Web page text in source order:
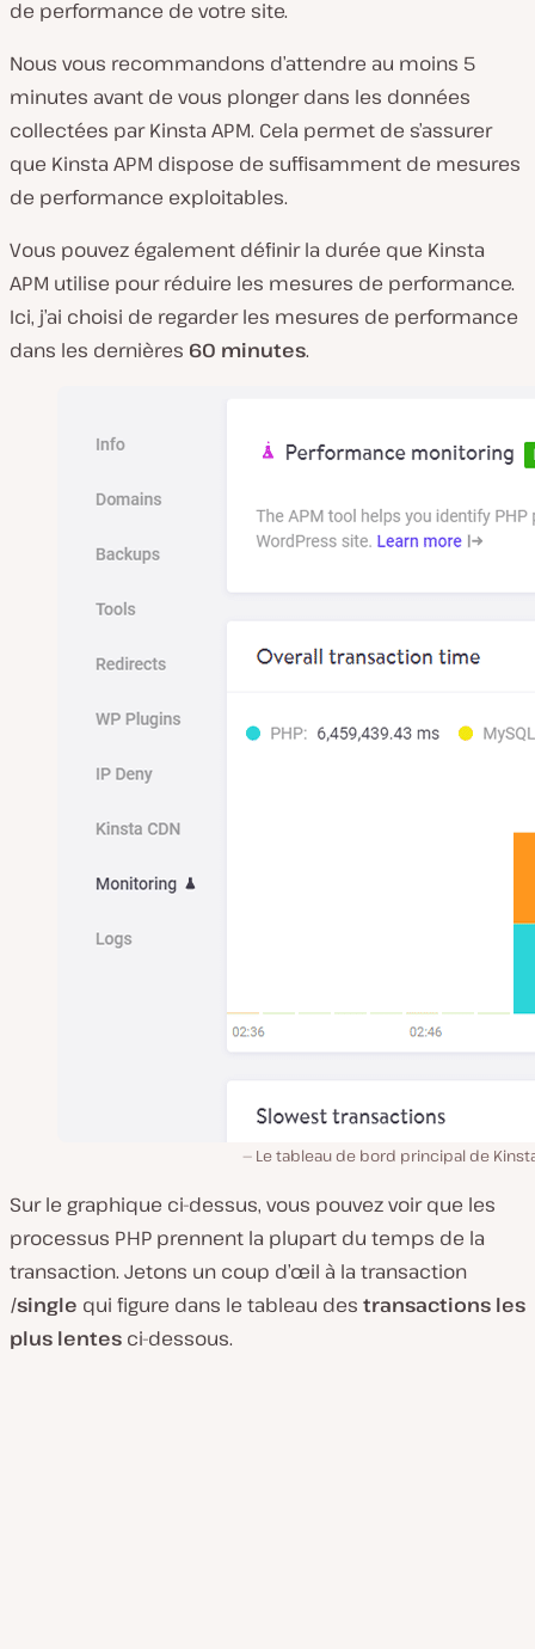
de performance de votre site.
Nous vous recommandons d’attendre au moins 5
minutes avant de vous plonger dans les données
collectées par Kinsta APM. Cela permet de s’assurer
que Kinsta APM dispose de suffisamment de mesures
de performance exploitables.
Vous pouvez également définir la durée que Kinsta
APM utilise pour réduire les mesures de performance.
Ici, j’ai choisi de regarder les mesures de performance
dans les dernières 60 minutes.
Le tableau de bord principal de
Sur le graphique ci-dessus, vous pouvez voir que les
processus PHP prennent la plupart du temps de la
transaction. Jetons un coup d’œil à la transaction
/single qui figure dans le tableau des transactions les
plus lentes ci-dessous.